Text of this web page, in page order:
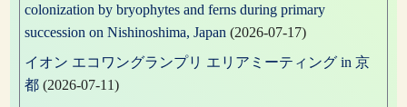
colonization by bryophytes and ferns during primary
succession on Nishinoshima, Japan (2026-07-17)
イオン エコワングランプリ エリアミーティング in 京
都 (2026-07-11)